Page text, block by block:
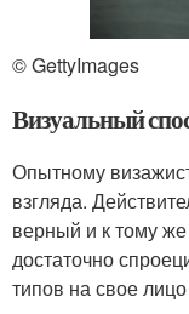
© GettyImages
Визуальный
Опытному
взгляда.
верный и к тому
достаточно
типов на свое